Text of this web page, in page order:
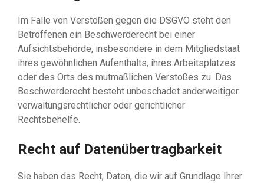
Im Falle von Verstößen gegen die DSGVO steht den
Betroffenen ein Beschwerderecht bei einer
Aufsichtsbehörde, insbesondere in dem Mitgliedstaat
ihres gewöhnlichen Aufenthalts, ihres Arbeitsplatzes
oder des Orts des mutmaßlichen Verstoßes zu. Das
Beschwerderecht besteht unbeschadet anderweitiger
verwaltungsrechtlicher oder gerichtlicher
Rechtsbehelfe.
Recht auf Daten­übertrag­barkeit
Sie haben das Recht, Daten, die wir auf Grundlage Ihrer